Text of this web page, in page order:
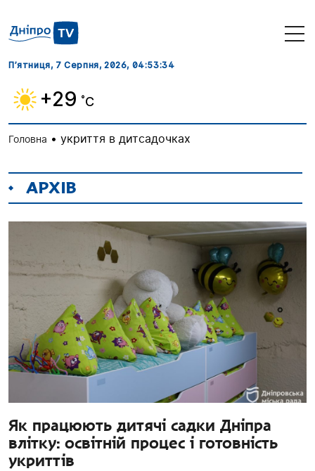
П’ятниця, 7 Серпня, 2026, 04:53:35
+29 ˚C
Головна • укриття в дитсадочках
АРХІВ
Як працюють дитячі садки Дніпра
влітку: освітній процес і готовність
укриттів